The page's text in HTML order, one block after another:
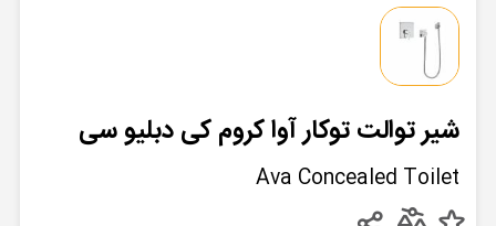
شیر توالت توکار آوا کروم کی دبلیو سی
Ava Concealed Toilet